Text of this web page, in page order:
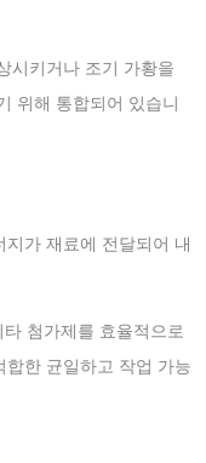
시키거나 조기 가황을
위해 통합되어 있습니
가 재료에 전달되어 내
첨가제를 효율적으로
한 균일하고 작업 가능